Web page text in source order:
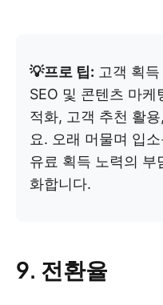
💡프로 팁: 고객 획
SEO 및 콘텐츠 마케
적화, 고객 추천 활
요. 오래 머물며 입
유료 획득 노력의 부
화합니다.
9. 전환율